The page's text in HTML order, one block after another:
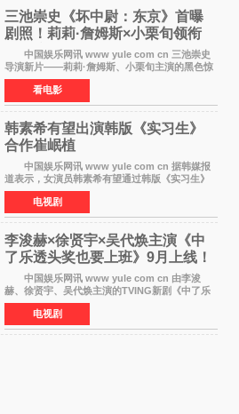
三池崇史《坏中尉：东京》首曝
剧照！莉莉·詹姆斯×小栗旬领衔
黑色惊悚再升级
中国娱乐网讯 www yule com cn 三池崇史
导演新片——莉莉·詹姆斯、小栗旬主演的黑色惊
悚电影《坏中尉：东京》首曝剧照。继阿贝尔·费
拉拉&times;哈威·凯特尔的1992年《坏中尉》和
沃纳·赫
看电影
韩素希有望出演韩版《实习生》
合作崔岷植
中国娱乐网讯 www yule com cn 据韩媒报
道表示，女演员韩素希有望通过韩版《实习生》
回归荧幕，合作前辈演员崔岷植。 根据消息
表示，演员韩素希目前已经结束了电视剧《Y计
划》的拍摄工
电视剧
李浚赫×徐贤宇×吴代焕主演《中
了乐透头奖也要上班》9月上线！
TVING先网后台
中国娱乐网讯 www yule com cn 由李浚
赫、徐贤宇、吴代焕主演的TVING新剧《中了乐
透头奖也要上班》定档9月10日播出，随后于9月
14日起登陆tvN月火档，实现先网后台双平台播出
模式。 本剧改
电视剧